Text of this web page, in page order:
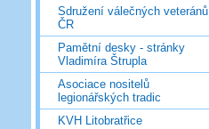
Sdružení válečných veteránů
ČR
Pamětní desky - stránky
Vladimíra Štrupla
Asociace nositelů
legionářských tradic
KVH Litobratřice